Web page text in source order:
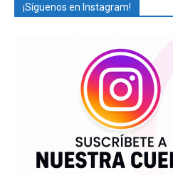
¡Síguenos en Instagram!